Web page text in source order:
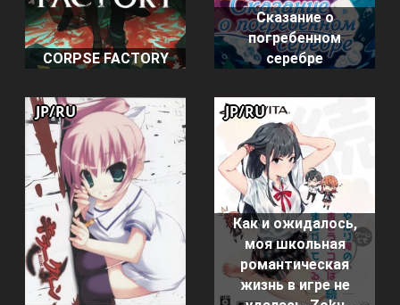
CORPSE FACTORY
Сказание о
погребенном
серебре
JP/RU
Как и ожидалось,
моя школьная
романтическая
жизнь в игре не
JP/RU